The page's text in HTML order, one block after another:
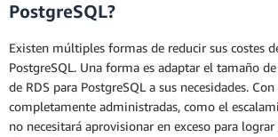
PostgreSQL?
Existen múltiples formas de reducir sus costes
PostgreSQL. Una forma es adaptar el tamaño
de RDS para PostgreSQL a sus necesidades.
completamente administradas, como el
no necesitará aprovisionar en exceso para